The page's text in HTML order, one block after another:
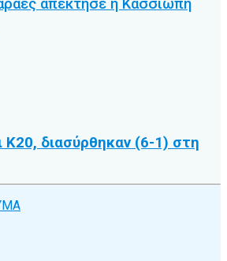
απέκτησε η Κασσιώπη
Κ20, διασύρθηκαν (6-1) στη